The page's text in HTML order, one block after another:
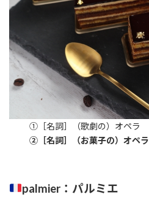
①［名詞］（歌劇の）オペラ
②［名詞］（お菓子の）オペラ
palmier：パルミエ